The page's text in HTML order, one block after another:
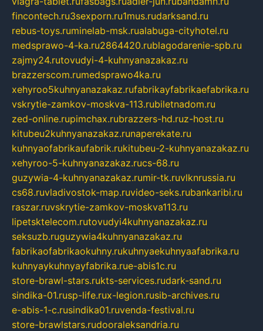
fincontech.ru3sexporn.ru1mus.rudarksand.ru
rebus-toys.ruminelab-msk.rualabuga-cityhotel.ru
medsprawo-4-ka.ru2864420.rublagodarenie-spb.ru
zajmy24.rutovudyi-4-kuhnyanazakaz.ru
brazzerscom.rumedsprawo4ka.ru
xehyroo5kuhnyanazakaz.rufabrikayfabrikaefabrika.ru
vskrytie-zamkov-moskva-113.rubiletnadom.ru
zed-online.rupimchax.rubrazzers-hd.ruz-host.ru
kitubeu2kuhnyanazakaz.runaperekate.ru
kuhnyaofabrikaufabrik.rukitubeu-2-kuhnyanazakaz.ru
xehyroo-5-kuhnyanazakaz.rucs-68.ru
guzywia-4-kuhnyanazakaz.rumir-tk.ruvlknrussia.ru
cs68.ruvladivostok-map.ruvideo-seks.rubankaribi.ru
raszar.ruvskrytie-zamkov-moskva113.ru
lipetsktelecom.rutovudyi4kuhnyanazakaz.ru
seksuzb.ruguzywia4kuhnyanazakaz.ru
fabrikaofabrikaokuhny.rukuhnyaekuhnyaafabrika.ru
kuhnyaykuhnyayfabrika.rue-abis1c.ru
store-brawl-stars.rukts-services.rudark-sand.ru
sindika-01.rusp-life.rux-legion.rusib-archives.ru
e-abis-1-c.rusindika01.ruvenda-festival.ru
store-brawlstars.rudooraleksandria.ru